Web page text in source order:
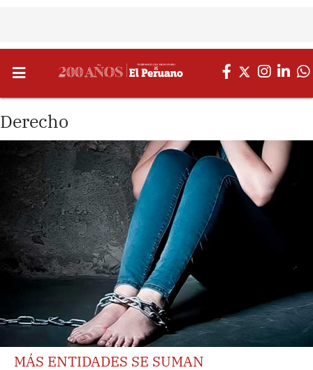
Derecho
MÁS ENTIDADES SE SUMAN